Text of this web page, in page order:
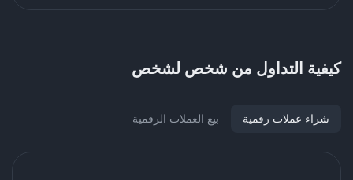
كيفية التداول من شخص لشخص
شراء عملات رقمية بيع العملات الرقمية